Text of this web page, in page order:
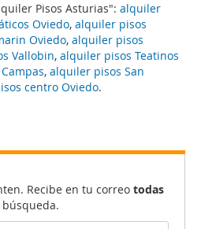
Pisos Asturias": alquiler
Oviedo, alquiler pisos
Oviedo, alquiler pisos
Vallobin, alquiler pisos Teatinos
, alquiler pisos San
centro Oviedo.
Recibe en tu correo todas